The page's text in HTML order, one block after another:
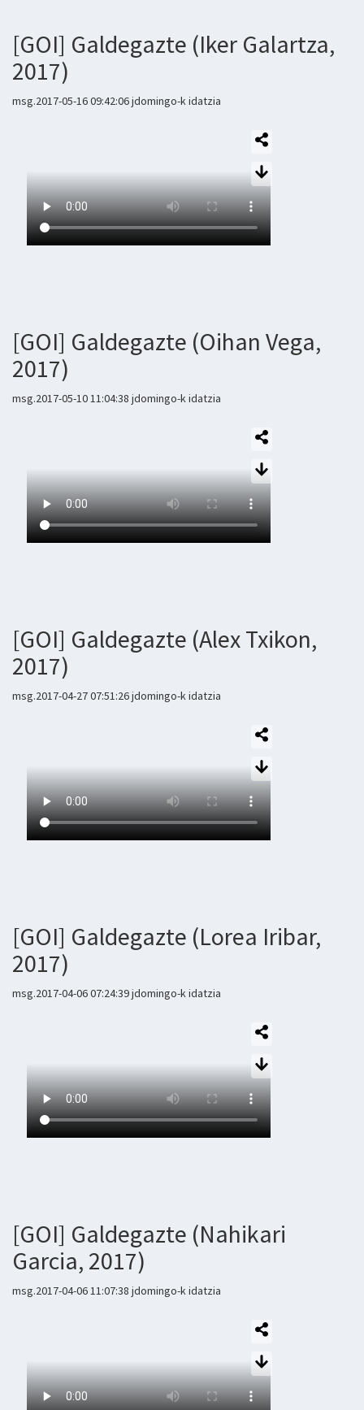
[GOI] Galdegazte (Iker Galartza,
2017)
msg.2017-05-16 09:42:06 jdomingo-k idatzia
[GOI] Galdegazte (Oihan Vega,
2017)
msg.2017-05-10 11:04:38 jdomingo-k idatzia
[GOI] Galdegazte (Alex Txikon,
2017)
msg.2017-04-27 07:51:26 jdomingo-k idatzia
[GOI] Galdegazte (Lorea Iribar,
2017)
msg.2017-04-06 07:24:39 jdomingo-k idatzia
[GOI] Galdegazte (Nahikari
Garcia, 2017)
msg.2017-04-06 11:07:38 jdomingo-k idatzia